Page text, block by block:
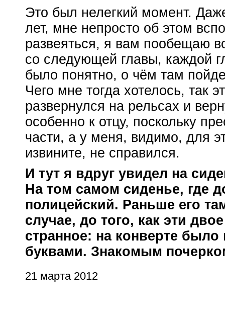
Это был нелегкий момент.
лет, мне непросто об этом
развеяться, я вам пообещаю
со следующей главы, каждой
было понятно, о чём там
Чего мне тогда хотелось, так
развернулся на рельсах и
особенно к отцу, поскольку
части, а у меня, видимо, для
извините, не справился.
И тут я вдруг увидел на
На том самом сиденье, где
полицейский. Раньше его
случае, до того, как эти
странное: на конверте
буквами. Знакомым
21 марта 2012